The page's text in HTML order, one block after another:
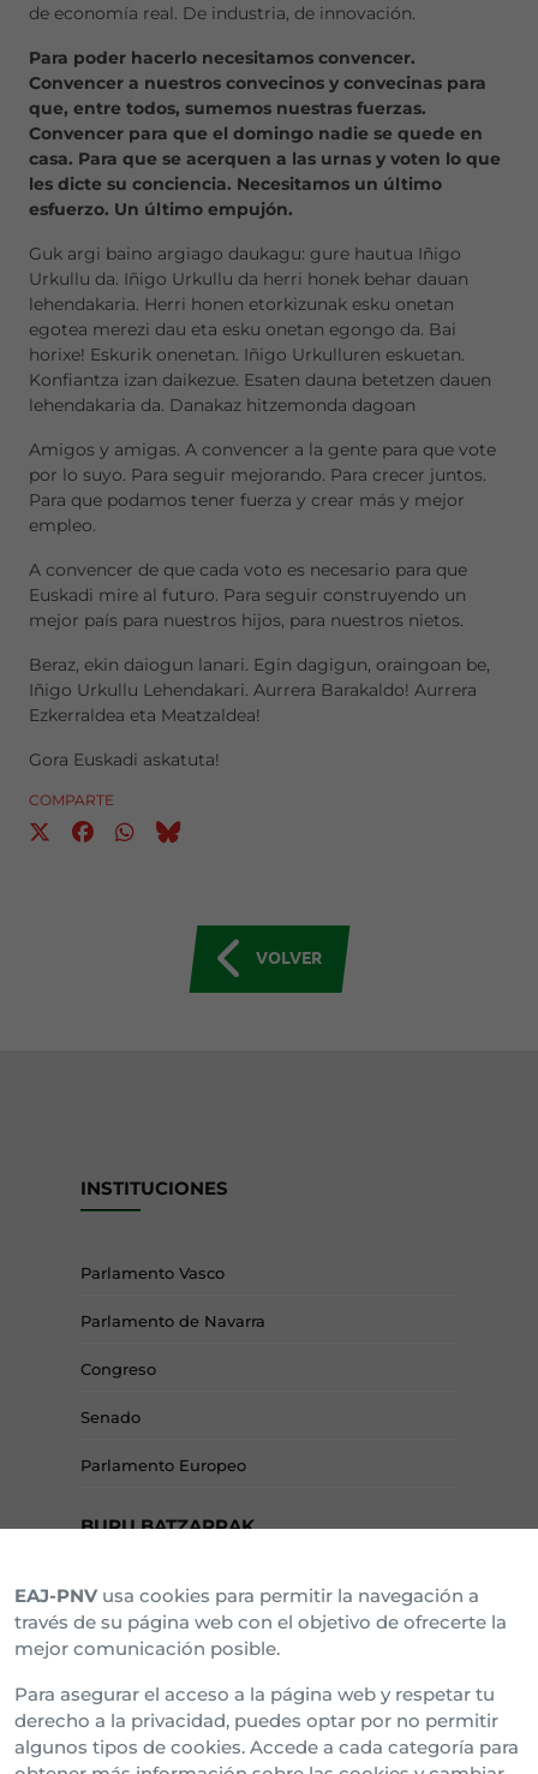
de economía real. De industria, de innovación.
Para poder hacerlo necesitamos convencer.
Convencer a nuestros convecinos y convecinas para
que, entre todos, sumemos nuestras fuerzas.
Convencer para que el domingo nadie se quede en
casa. Para que se acerquen a las urnas y voten lo que
les dicte su conciencia. Necesitamos un último
esfuerzo. Un último empujón.
Guk argi baino argiago daukagu: gure hautua Iñigo
Urkullu da. Iñigo Urkullu da herri honek behar dauan
lehendakaria. Herri honen etorkizunak esku onetan
egotea merezi dau eta esku onetan egongo da. Bai
horixe! Eskurik onenetan. Iñigo Urkulluren eskuetan.
Konfiantza izan daikezue. Esaten dauna betetzen dauen
lehendakaria da. Danakaz hitzemonda dagoan
Amigos y amigas. A convencer a la gente para que vote
por lo suyo. Para seguir mejorando. Para crecer juntos.
Para que podamos tener fuerza y crear más y mejor
empleo.
A convencer de que cada voto es necesario para que
Euskadi mire al futuro. Para seguir construyendo un
mejor país para nuestros hijos, para nuestros nietos.
Beraz, ekin daiogun lanari. Egin dagigun, oraingoan be,
Iñigo Urkullu Lehendakari. Aurrera Barakaldo! Aurrera
Ezkerraldea eta Meatzaldea!
Gora Euskadi askatuta!
COMPARTE
VOLVER
INSTITUCIONES
Parlamento Vasco
Parlamento de Navarra
Congreso
Senado
Parlamento Europeo
BURU BATZARRAK
Araba Buru Batzar
Bizkai Buru Batzar
Gipuzko Buru Batzar
Ipar Buru Batzar
EAJ-PNV usa cookies para permitir la navegación a
través de su página web con el objetivo de ofrecerte la
mejor comunicación posible.
Para asegurar el acceso a la página web y respetar tu
derecho a la privacidad, puedes optar por no permitir
algunos tipos de cookies. Accede a cada categoría para